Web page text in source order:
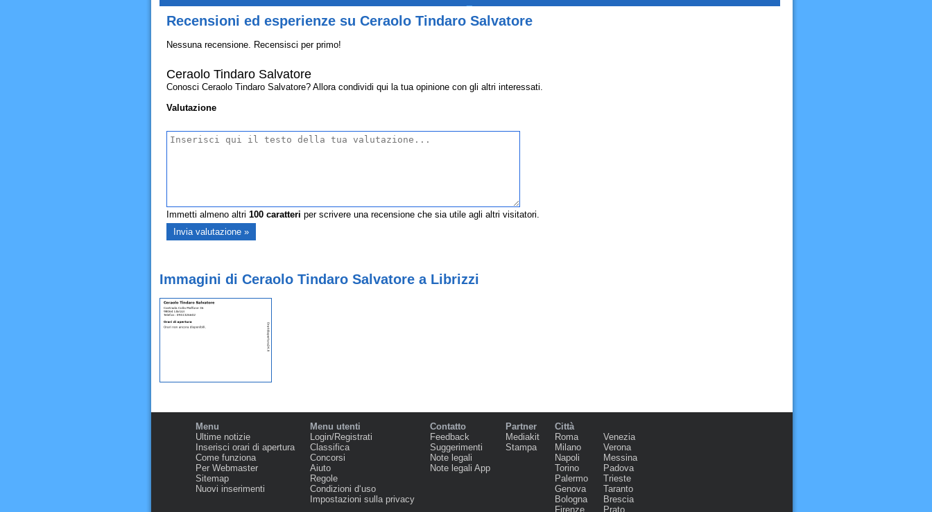
Recensioni ed esperienze su Ceraolo Tindaro Salvatore
Nessuna recensione. Recensisci per primo!
Ceraolo Tindaro Salvatore
Conosci Ceraolo Tindaro Salvatore? Allora condividi qui la tua opinione con gli altri interessati.
Valutazione
Immetti almeno altri 100caratteri per scrivere una recensione che sia utile agli altri visitatori.
Immagini di Ceraolo Tindaro Salvatore a Librizzi
Menu
Ultime notizie
Inserisci orari di apertura
Come funziona
Per Webmaster
Sitemap
Nuovi inserimenti
Menu utenti
Login/Registrati
Classifica
Concorsi
Aiuto
Regole
Condizioni d‘uso
Impostazioni sulla privacy
Contatto
Feedback
Suggerimenti
Note legali
Note legali App
Partner
Mediakit
Stampa
Città
Roma
Milano
Napoli
Torino
Palermo
Genova
Bologna
Firenze
Venezia
Verona
Messina
Padova
Trieste
Taranto
Brescia
Prato